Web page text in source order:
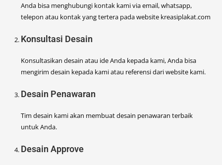
Anda bisa menghubungi kontak kami via email, whatsapp,
telepon atau kontak yang tertera pada website kreasiplakat.com
Konsultasi Desain
Konsultasikan desain atau ide Anda kepada kami, Anda bisa
mengirim desain kepada kami atau referensi dari website kami.
Desain Penawaran
Tim desain kami akan membuat desain penawaran terbaik
untuk Anda.
Desain Approve